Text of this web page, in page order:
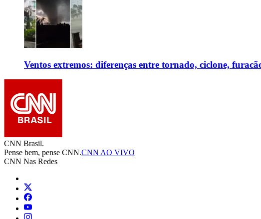
Ventos extremos: diferenças entre tornado, ciclone,
CNN Brasil.
Pense bem, pense CNN.CNN AO VIVO
CNN Nas Redes